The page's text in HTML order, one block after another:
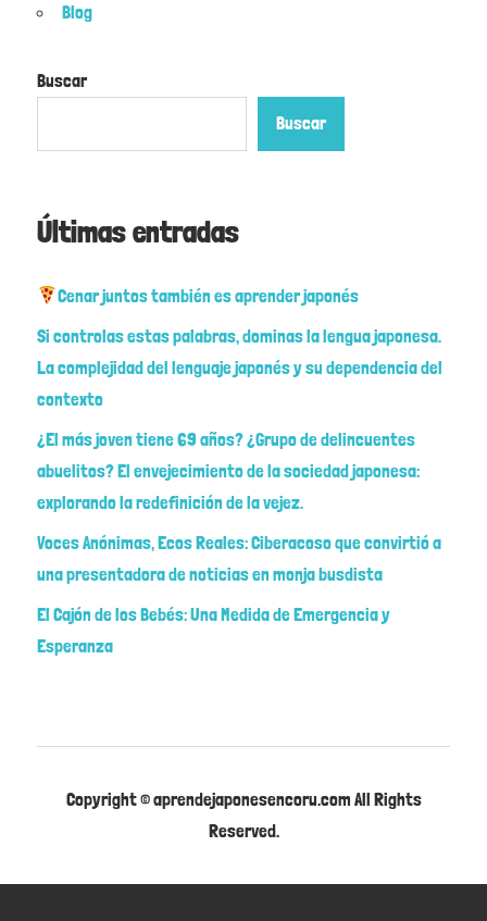
Blog
Buscar
Buscar
Últimas entradas
Cenar juntos también es aprender japonés
Si controlas estas palabras, dominas la lengua japonesa.
La complejidad del lenguaje japonés y su dependencia del
contexto
¿El más joven tiene 69 años? ¿Grupo de delincuentes
abuelitos? El envejecimiento de la sociedad japonesa:
explorando la redefinición de la vejez.
Voces Anónimas, Ecos Reales: Ciberacoso que convirtió a
una presentadora de noticias en monja busdista
El Cajón de los Bebés: Una Medida de Emergencia y
Esperanza
Copyright © aprendejaponesencoru.com All Rights
Reserved.